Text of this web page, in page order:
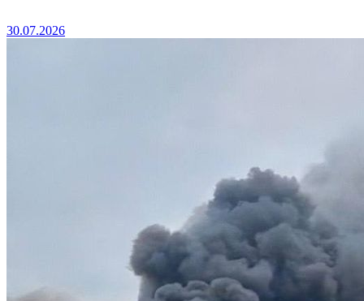
30.07.2026